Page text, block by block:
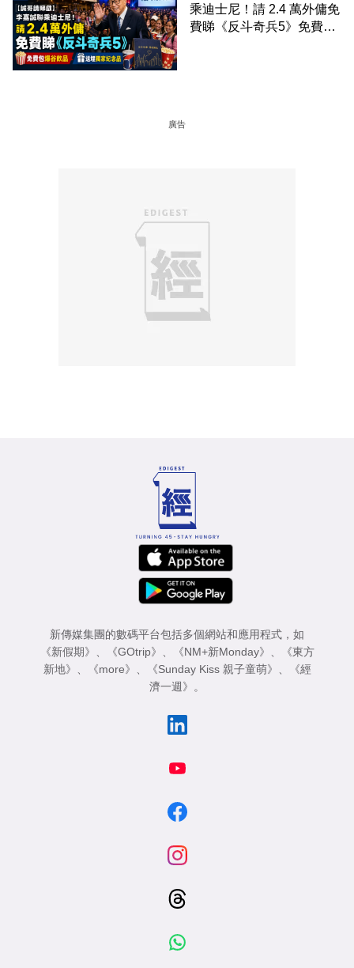
乘迪士尼！請 2.4 萬外傭免
費睇《反斗奇兵5》免費包
廣告
新傳媒集團的數碼平台包括多個網站和應用程式，如
《新假期》
《GOtrip》 《NM+新Monday》
《東方
新地》
《more》 《Sunday Kiss 親子童萌》
《經
濟一週》
。